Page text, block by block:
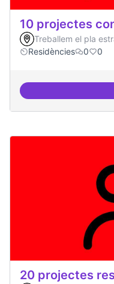
10 projectes
Treballem el pla
Residències
0 0
20 projectes